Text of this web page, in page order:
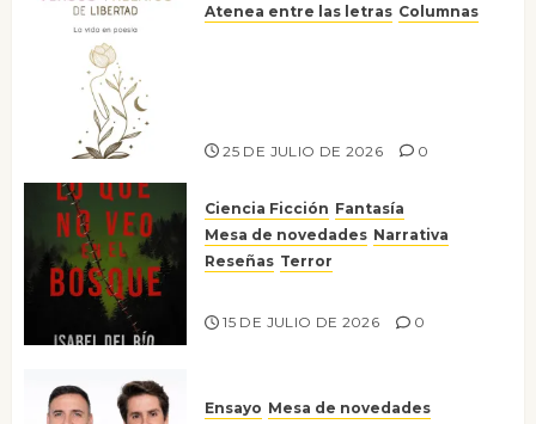
Atenea entre las letras Columnas
25 DE JULIO DE 2026 0
Ciencia Ficción Fantasía
Mesa de novedades Narrativa
Reseñas Terror
15 DE JULIO DE 2026 0
Ensayo Mesa de novedades